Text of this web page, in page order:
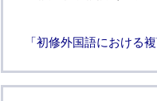
「初修外国語における